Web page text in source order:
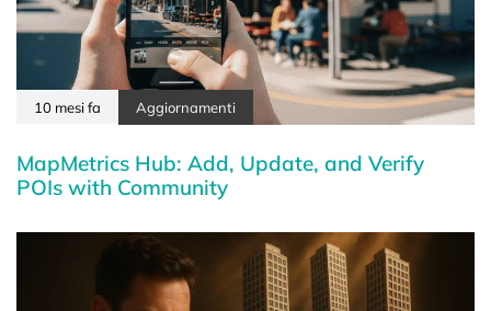
10 mesi fa Aggiornamenti
MapMetrics Hub: Add, Update, and Verify
POIs with Community